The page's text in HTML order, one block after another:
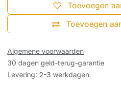
Toevoegen
Toevoegen
Algemene voorwaarden
30 dagen geld-terug-garantie
Levering: 2-3 werkdagen